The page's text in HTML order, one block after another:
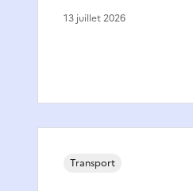
13 juillet 2026
Transport